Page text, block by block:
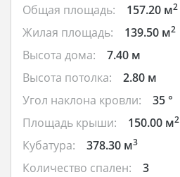
Общая площадь:
157.20 м2
Жилая площадь: 139.50 м2
Высота дома:
7.40 м
Высота потолка:
2.80 м
Угол наклона кровли:
35 °
Площадь крыши:
150.00 м2
Кубатура: 378.30 м3
Количество спален:
3